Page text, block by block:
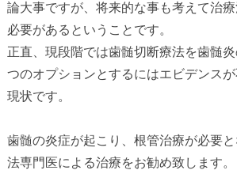
論大事ですが、将来的な事も考えて治
必要があるということです。
正直、現段階では歯髄切断療法を歯髄
つのオプションとするにはエビデンス
現状です。
歯髄の炎症が起こり、根管治療が必要
法専門医による治療をお勧め致します。